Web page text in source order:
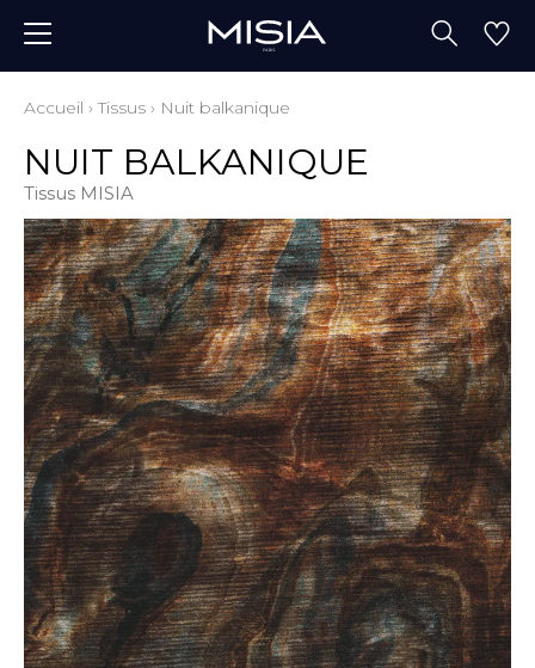
Accueil ›Tissus › Nuit balkanique
NUIT BALKANIQUE
Tissus MISIA